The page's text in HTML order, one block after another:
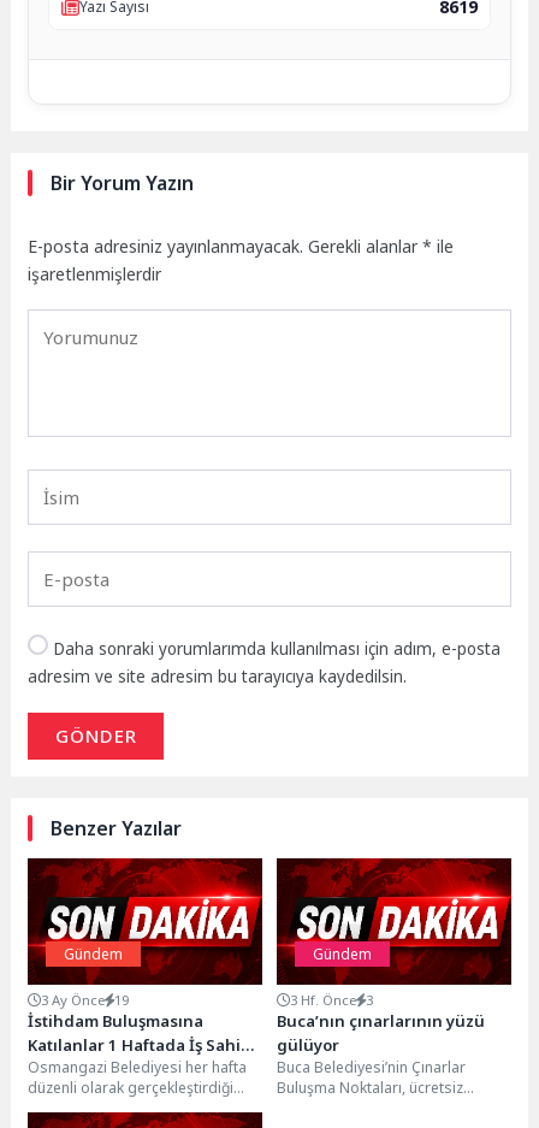
Yazı Sayısı 8619
Bir Yorum Yazın
E-posta adresiniz yayınlanmayacak. Gerekli alanlar* ile
işaretlenmişlerdir
Daha sonraki yorumlarımda kullanılması için adım, e-posta
adresim ve site adresim bu tarayıcıya kaydedilsin.
GÖNDER
Benzer Yazılar
Gündem
3 Ay Önce 19
İstihdam Buluşmasına
Katılanlar 1 Haftada İş Sahibi
Oluyor
Osmangazi Belediyesi her hafta
düzenli olarak gerçekleştirdiği
istihdam buluşmalarıyla iş arayan
Gündem
3 Hf. Önce 3
Buca’nın çınarlarının yüzü
gülüyor
Buca Belediyesi’nin Çınarlar
Buluşma Noktaları, ücretsiz